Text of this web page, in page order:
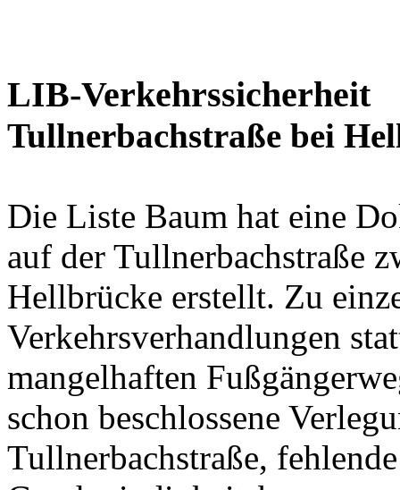
LIB-Verkehrssicherheit
Tullnerbachstraße bei
Die Liste Baum hat eine
auf der Tullnerbachstraße
Hellbrücke erstellt. Zu
Verkehrsverhandlungen
mangelhaften
schon beschlossene
Tullnerbachstraße,